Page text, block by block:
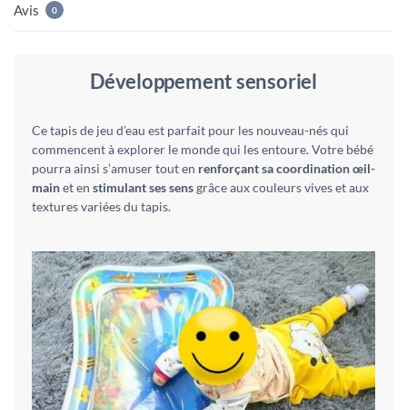
Avis 0
Développement sensoriel
Ce tapis de jeu d’eau est parfait pour les nouveau-nés qui
commencent à explorer le monde qui les entoure. Votre bébé
pourra ainsi s’amuser tout en renforçant sa coordination œil-
mainet en stimulant ses sensgrâce aux couleurs vives et aux
textures variées du tapis.